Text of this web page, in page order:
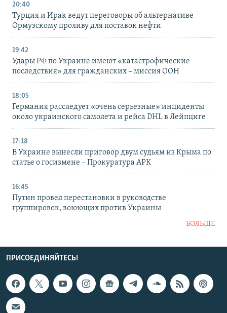
20:40
Турция и Ирак ведут переговоры об альтернативе
Ормузскому проливу для поставок нефти
19:42
Удары РФ по Украине имеют «катастрофические
последствия» для гражданских – миссия ООН
18:05
Германия расследует «очень серьезные» инциденты
около украинского самолета и рейса DHL в Лейпциге
17:18
В Украине вынесли приговор двум судьям из Крыма по
статье о госизмене – Прокуратура АРК
16:45
Путин провел перестановки в руководстве
группировок, воюющих против Украины
БОЛЬШЕ
ПРИСОЕДИНЯЙТЕСЬ!